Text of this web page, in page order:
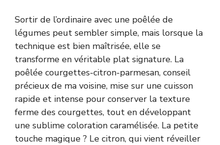
Sortir de l’ordinaire avec une poêlée de
légumes peut sembler simple, mais lorsque la
technique est bien maîtrisée, elle se
transforme en véritable plat signature. La
poêlée courgettes-citron-parmesan, conseil
précieux de ma voisine, mise sur une cuisson
rapide et intense pour conserver la texture
ferme des courgettes, tout en développant
une sublime coloration caramélisée. La petite
touche magique ? Le citron, qui vient réveiller